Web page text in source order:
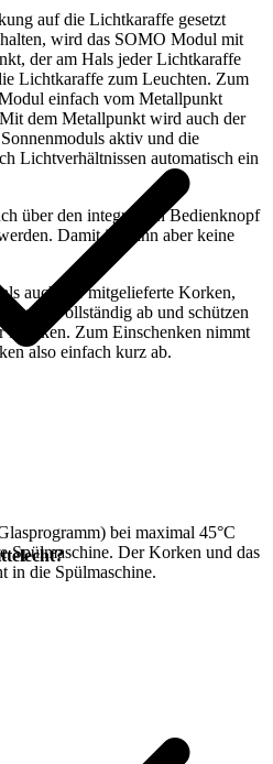
auf die Lichtkaraffe gesetzt
wird das SOMO Modul mit
der am Hals jeder Lichtkaraffe
Lichtkaraffe zum Leuchten. Zum
einfach vom Metallpunkt
dem Metallpunkt wird auch der
aktiv und die
Lichtverhältnissen automatisch ein
über den integrierten Bedienknopf
Damit ist dann aber keine
auch der mitgelieferte Korken,
vollständig ab und schützen
Mücken. Zum Einschenken nimmt
also einfach kurz ab.
bei maximal 45°C
Spülmaschine. Der Korken und das
in die Spülmaschine.